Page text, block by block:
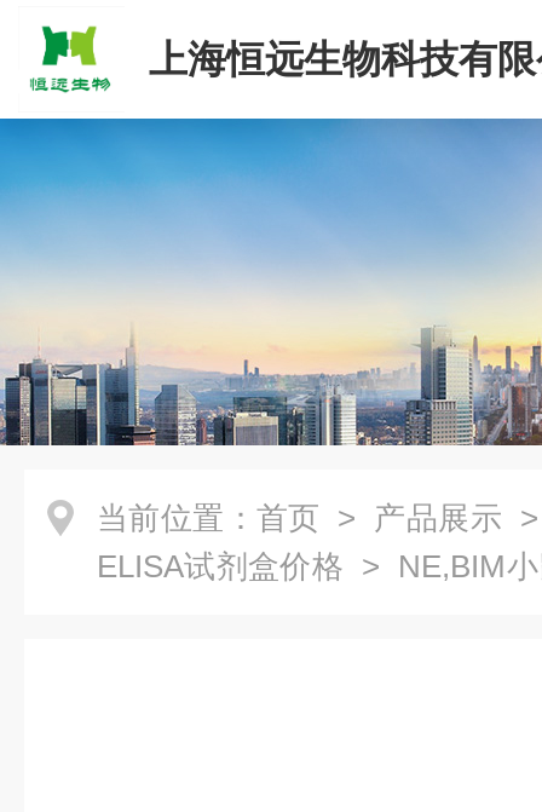
上海恒远生物科技有
当前位置： 首页 > 产品展示
ELISA试剂盒价格 > NE,BIM